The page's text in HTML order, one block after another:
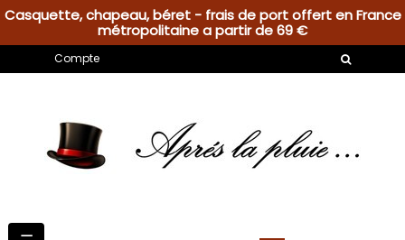
Casquette, chapeau, béret - frais de port offert en France
métropolitaine a partir de 69 €
Compte